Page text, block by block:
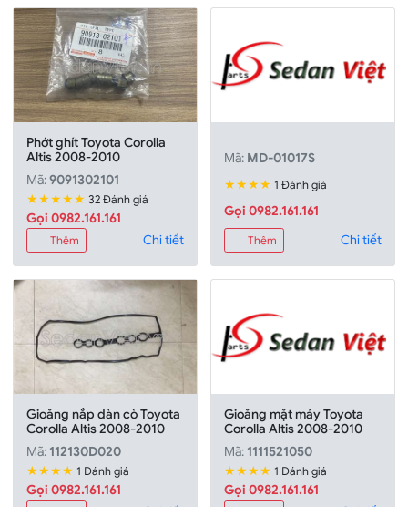
Phớt ghít Toyota Corolla
Altis 2008-2010
Mã:9091302101
★★★★★ 32 Đánh giá
Gọi 0982.161.161
Thêm Chi tiết
Mã: MD-01017S
★★★★ 1 Đánh giá
Gọi 0982.161.161
Thêm Chi tiết
Gioăng nắp dàn cò Toyota
Corolla Altis 2008-2010
Mã: 112130D020
★★★★ 1 Đánh giá
Gọi 0982.161.161
Gioăng mặt máy Toyota
Corolla Altis 2008-2010
Mã: 1111521050
★★★★ 1 Đánh giá
Gọi 0982.161.161